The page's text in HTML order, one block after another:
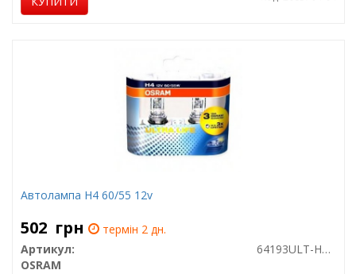
Автолампа H4 60/55 12v
502 грн
термін 2 дн.
Артикул:
64193ULT-HCB
OSRAM